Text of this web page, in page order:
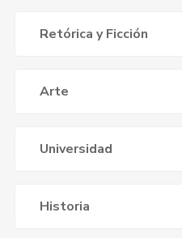
Retórica y Ficción
Arte
Universidad
Historia